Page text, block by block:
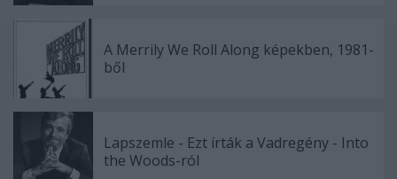
A Merrily We Roll Along képekben, 1981-
ből
Lapszemle - Ezt írták a Vadregény - Into
the Woods-ról